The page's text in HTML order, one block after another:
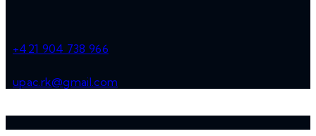
+421 904 738 966
upac.rk@gmail.com